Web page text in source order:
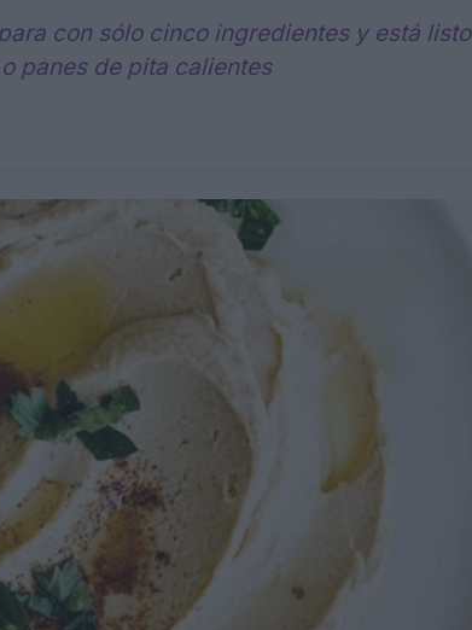
con sólo cinco ingredientes y está listo
panes de pita calientes